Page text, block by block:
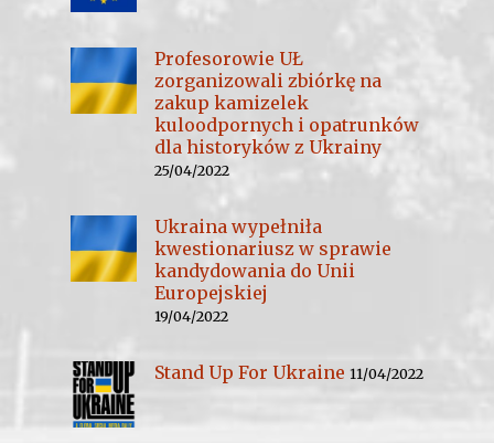
Profesorowie UŁ
zorganizowali zbiórkę na
zakup kamizelek
kuloodpornych i opatrunków
dla historyków z Ukrainy
25/04/2022
Ukraina wypełniła
kwestionariusz w sprawie
kandydowania do Unii
Europejskiej
19/04/2022
Stand Up For Ukraine 11/04/2022